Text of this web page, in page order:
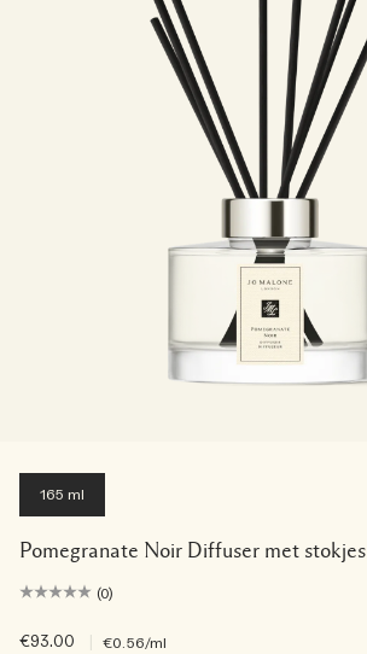
165 ml
Pomegranate Noir Diffuser met stokjes
(0)
€93.00 €0.56/ml